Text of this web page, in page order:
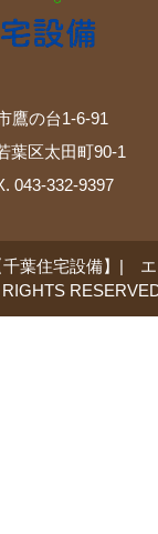
鷹の台1-6-91
葉区太田町90-1
043-332-9397
千葉住宅設備】|